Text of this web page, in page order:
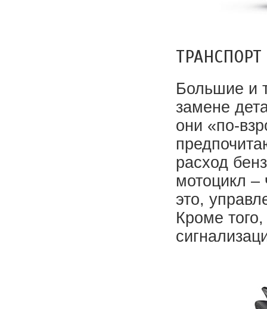
Большие и
замене
они «по-
расход
мотоцикл –
это,
Кроме